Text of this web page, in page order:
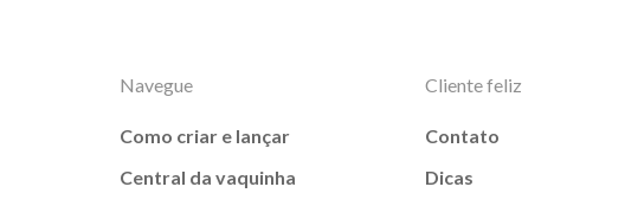
Navegue
Como criar e lançar
Central da vaquinha
Cliente feliz
Contato
Dicas